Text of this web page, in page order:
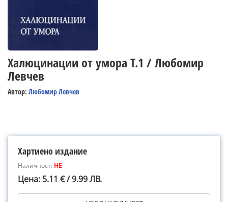
Халюцинации от умора Т.1 / Любомир
Левчев
Автор: Любомир Левчев
Хартиено издание
Наличност: НЕ
Цена: 5.11 € / 9.99 ЛВ.